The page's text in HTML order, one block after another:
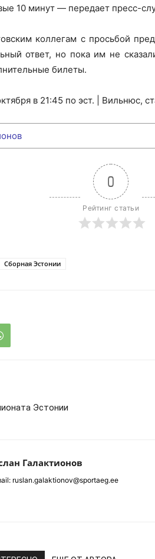
10 минут — передает пресс-
коллегам с просьбой
ответ, но пока им не
билеты.
в 21:45 по эст. | Вильнюс,
0
Рейтинг статьи
Сборная Эстонии
Эстонии
Галактионов
ruslan.galaktionov@sportaeg.ee